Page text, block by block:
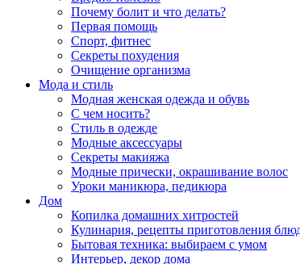
Почему болит и что делать?
Первая помощь
Спорт, фитнес
Секреты похудения
Очищение организма
Мода и стиль
Модная женская одежда и обувь
С чем носить?
Стиль в одежде
Модные аксессуары
Секреты макияжа
Модные прически, окрашивание волос
Уроки маникюра, педикюра
Дом
Копилка домашних хитростей
Кулинария, рецепты приготовления
Бытовая техника: выбираем с умом
Интерьер, декор дома